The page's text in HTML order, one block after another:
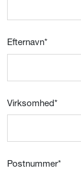
Efternavn*
Virksomhed*
Postnummer*